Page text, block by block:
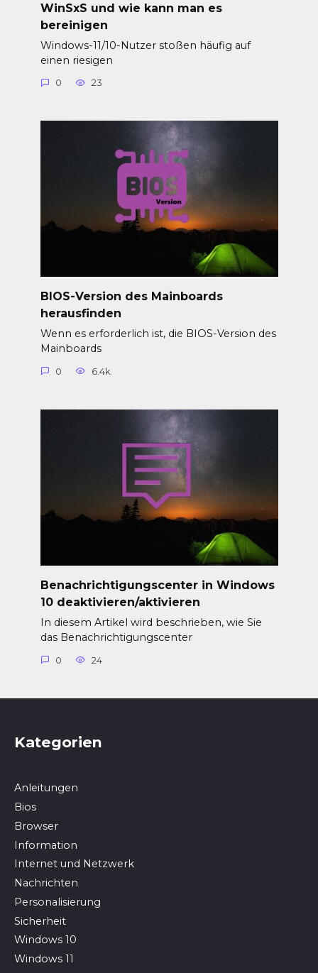
WinSxS und wie kann man es
bereinigen
Windows-11/10-Nutzer stoßen häufig auf
einen riesigen
0 23
BIOS-Version des Mainboards
herausfinden
Wenn es erforderlich ist, die BIOS-Version des
Mainboards
0 6.4k.
Benachrichtigungscenter in Windows
10 deaktivieren/aktivieren
In diesem Artikel wird beschrieben, wie Sie
das Benachrichtigungscenter
0 24
Kategorien
Anleitungen
Bios
Browser
In­for­ma­ti­on
Internet und Netzwerk
Nachrichten
Personalisierung
Sicherheit
Windows 10
Windows 11